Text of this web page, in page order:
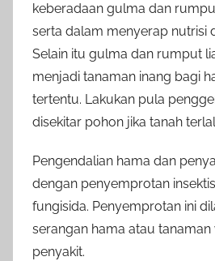
keberadaan gulma dan
serta dalam menyerap nutrisi
Selain itu gulma dan rumput
menjadi tanaman inang bagi
tertentu. Lakukan pula
disekitar pohon jika tanah
Pengendalian hama dan
dengan penyemprotan
fungisida. Penyemprotan ini
serangan hama atau tanaman
penyakit.